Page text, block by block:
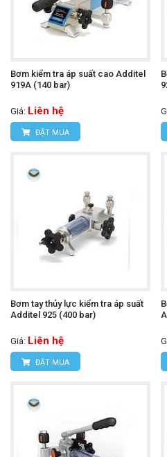
Bơm kiểm tra áp suất cao Additel
919A (140 bar)
Giá: Liên hệ
ĐẶT MUA
Bơm tay thủy lực kiểm tra áp suất
Additel 925 (400 bar)
Giá: Liên hệ
ĐẶT MUA